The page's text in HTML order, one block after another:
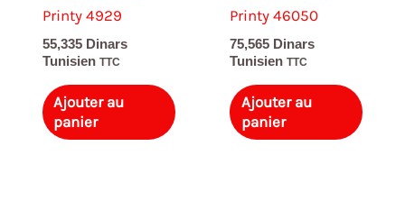
Printy 4929
55,335 Dinars
Tunisien TTC
Ajouter au
panier
Printy 46050
75,565 Dinars
Tunisien TTC
Ajouter au
panier